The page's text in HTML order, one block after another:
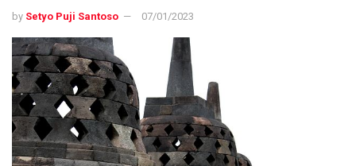
by Setyo Puji Santoso 07/01/2023